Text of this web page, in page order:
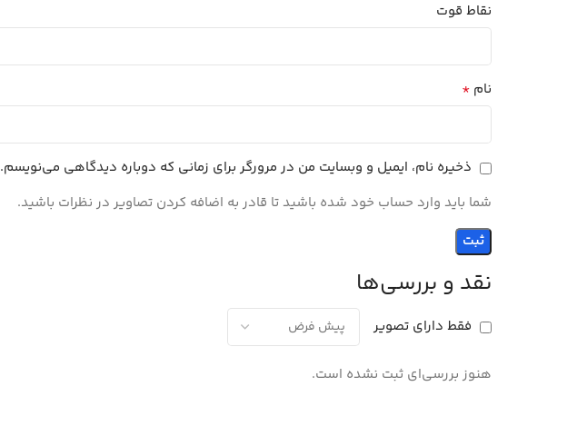
نقد و بررسی‌ها
فقط دارای تصویر
هنوز بررسی‌ای ثبت نشده است.
نقاط قوت
نام *
ذخیره نام، ایمیل و وبسایت من در مرورگر برای زمانی که دوباره دیدگاهی می‌نویسم.
شما باید وارد حساب خود شده باشید تا قادر به اضافه کردن تصاویر در نظرات باشید.